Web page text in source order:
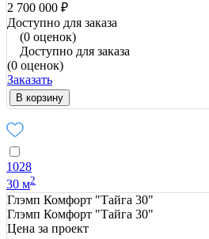
2 700 000 ₽
Доступно для заказа
(0 оценок)
Доступно для заказа
(0 оценок)
Заказать
В корзину
1028
30 м2
Глэмп Комфорт "Тайга 30"
Глэмп Комфорт "Тайга 30"
Цена за проект